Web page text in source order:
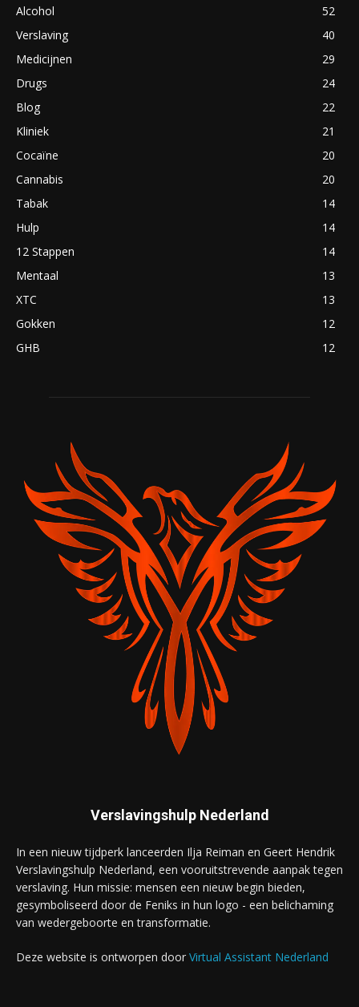
Alcohol
52
Verslaving
40
Medicijnen
29
Drugs
24
Blog
22
Kliniek
21
Cocaïne
20
Cannabis
20
Tabak
14
Hulp
14
12 Stappen
14
Mentaal
13
XTC
13
Gokken
12
GHB
12
Verslavingshulp Nederland
In een nieuw tijdperk lanceerden Ilja Reiman en Geert Hendrik
Verslavingshulp Nederland, een vooruitstrevende aanpak tegen
verslaving. Hun missie: mensen een nieuw begin bieden,
gesymboliseerd door de Feniks in hun logo - een belichaming
van wedergeboorte en transformatie.
Deze website is ontworpen door Virtual Assistant Nederland